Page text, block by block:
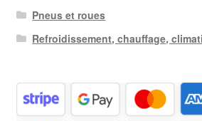
Pneus et roues
Refroidissement, chauffage,